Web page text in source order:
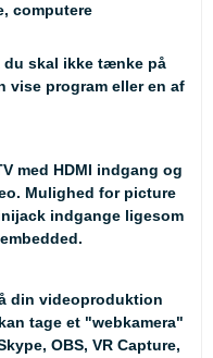
computere
du skal ikke tænke på
vise program eller en af
med HDMI indgang og
Mulighed for picture
indgange ligesom
din videoproduktion
tage et "webkamera"
OBS, VR Capture,